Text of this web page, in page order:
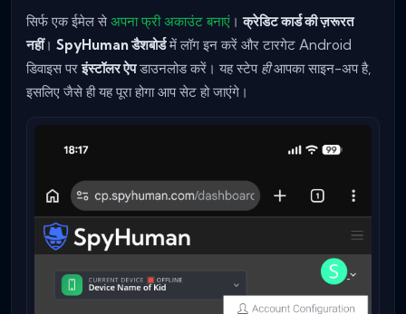
सिर्फ एक ईमेल सेअपना फ्री अकाउंट बनाएं ।क्रेडिट कार्ड की ज़रूरत
नहीं। SpyHuman डैशबोर्डमें लॉग इन करें और टारगेट Android
डिवाइस परइंस्टॉलर ऐपडाउनलोड करें। यह स्टेप हीआपका साइन-अप है,
इसलिए जैसे ही यह पूरा होगा आप सेट हो जाएंगे।